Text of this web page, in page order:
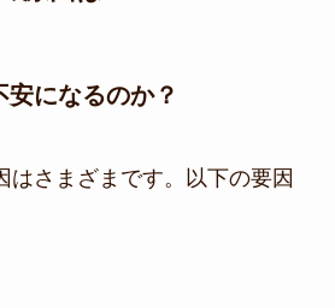
になるのか？
はさまざまです。以下の要因